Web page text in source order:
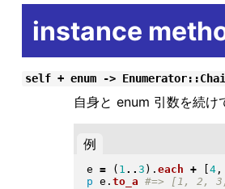
instance
self + enum ->
自身と enum 引数を続け
例
e = ( 1 .. 3 ) . each + 4,
p e . to_a